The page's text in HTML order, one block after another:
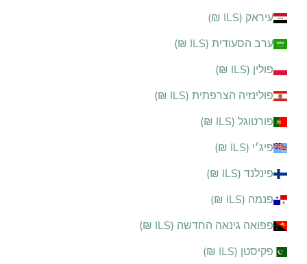
עיראק (ILS ₪)
ערב הסעודית (ILS ₪)
פולין (ILS ₪)
פולינזיה הצרפתית (ILS ₪)
פורטוגל (ILS ₪)
פיג׳י (ILS ₪)
פינלנד (ILS ₪)
פנמה (ILS ₪)
פפואה גינאה החדשה (ILS ₪)
פקיסטן (ILS ₪)